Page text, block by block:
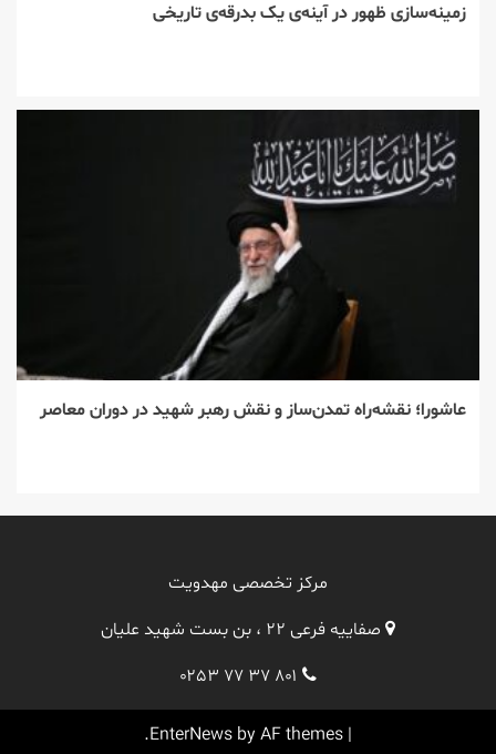
زمینه‌سازی ظهور در آینه‌ی یک بدرقه‌ی تاریخی
عاشورا؛ نقشه‌راه تمدن‌ساز و نقش رهبر شهید در دوران معاصر
مرکز تخصصی مهدویت
صفاییه فرعی ۲۲ ، بن بست شهید علیان
۰۲۵۳ ۷۷ ۳۷ ۸۰۱
|
EnterNews by AF themes.